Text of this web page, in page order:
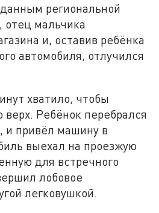
региональной
отец мальчика
и, оставив ребёнка
автомобиля, отлучился
хватило, чтобы
Ребёнок перебрался
и привёл машину в
выехал на проезжую
для встречного
лобовое
легковушкой.